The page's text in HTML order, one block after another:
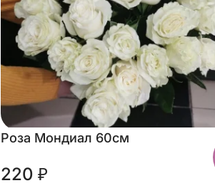
Роза Мондиал 60см
220 ₽